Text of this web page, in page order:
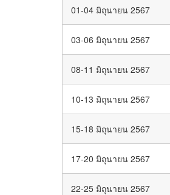
01-04 มิถุนายน 2567
03-06 มิถุนายน 2567
08-11 มิถุนายน 2567
10-13 มิถุนายน 2567
15-18 มิถุนายน 2567
17-20 มิถุนายน 2567
22-25 มิถุนายน 2567